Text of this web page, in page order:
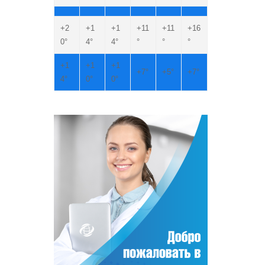
+2
0°
+1
4°
+1
4°
+11
°
+11
°
+16
°
+1
4°
+1
0°
+1
0°
+7° +5° +7°